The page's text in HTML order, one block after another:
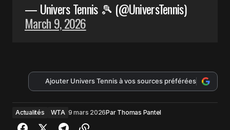
— Univers Tennis 🎾 (@UniversTennis)
March 9, 2026
Ajouter Univers Tennis à vos sources préférées
Actualités WTA 9 mars 2026Par Thomas Pantel